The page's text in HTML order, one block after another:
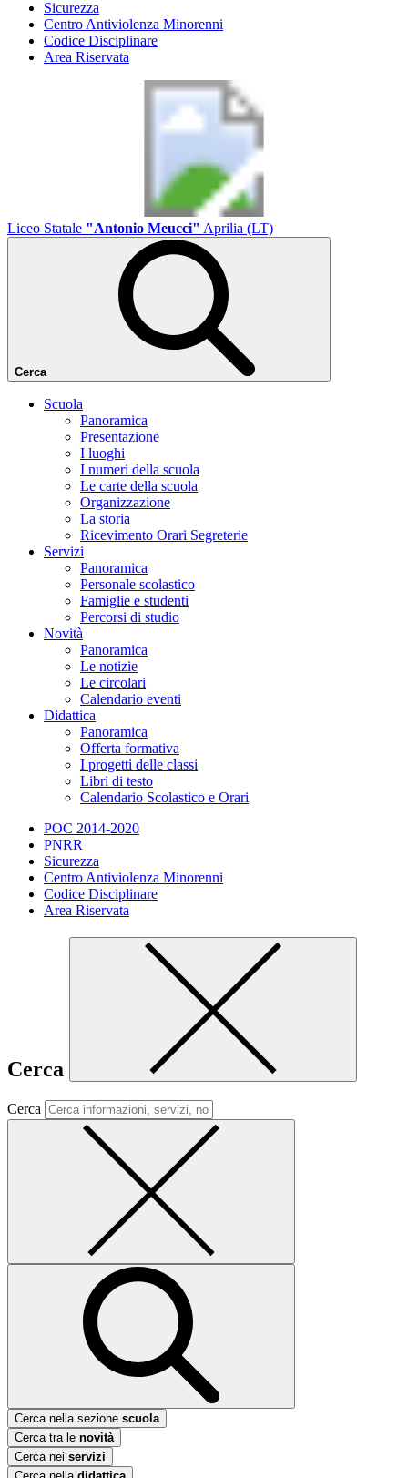
Sicurezza
Centro Antiviolenza Minorenni
Codice Disciplinare
Area Riservata
Liceo Statale "Antonio Meucci" Aprilia (LT)
Cerca
Scuola
Panoramica
Presentazione
I luoghi
I numeri della scuola
Le carte della scuola
Organizzazione
La storia
Ricevimento Orari Segreterie
Servizi
Panoramica
Personale scolastico
Famiglie e studenti
Percorsi di studio
Novità
Panoramica
Le notizie
Le circolari
Calendario eventi
Didattica
Panoramica
Offerta formativa
I progetti delle classi
Libri di testo
Calendario Scolastico e Orari
POC 2014-2020
PNRR
Sicurezza
Centro Antiviolenza Minorenni
Codice Disciplinare
Area Riservata
Cerca
Cerca
Cerca nella sezione scuola
Cerca tra le novità
Cerca nei servizi